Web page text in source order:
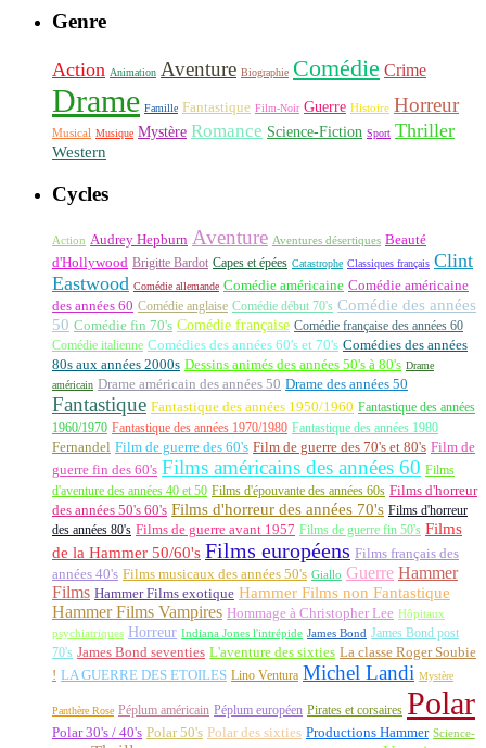
Genre
Action Animation Aventure Biographie Comédie Crime
Drame Famille Fantastique Film-Noir Guerre Histoire Horreur
Musical Musique Mystère Romance Science-Fiction Sport Thriller
Western
Cycles
Action Audrey Hepburn Aventure Aventures désertiques Beauté
d'Hollywood Brigitte Bardot Capes et épées Catastrophe Classiques français Clint
Eastwood Comédie allemande Comédie américaine Comédie américaine
des années 60 Comédie anglaise Comédie début 70's Comédie des années
50 Comédie fin 70's Comédie française Comédie française des années 60
Comédie italienne Comédies des années 60's et 70's Comédies des années
80s aux années 2000s Dessins animés des années 50's à 80's Drame
américain Drame américain des années 50 Drame des années 50
Fantastique Fantastique des années 1950/1960 Fantastique des années
1960/1970 Fantastique des années 1970/1980 Fantastique des années 1980
Fernandel Film de guerre des 60's Film de guerre des 70's et 80's Film de
guerre fin des 60's Films américains des années 60 Films
d'aventure des années 40 et 50 Films d'épouvante des années 60s Films d'horreur
des années 50's 60's Films d'horreur des années 70's Films d'horreur
des années 80's Films de guerre avant 1957 Films de guerre fin 50's Films
de la Hammer 50/60's Films européens Films français des
années 40's Films musicaux des années 50's Giallo Guerre Hammer
Films Hammer Films exotique Hammer Films non Fantastique
Hammer Films Vampires Hommage à Christopher Lee Hôpitaux
psychiatriques Horreur Indiana Jones l'intrépide James Bond James Bond post
70's James Bond seventies L'aventure des sixties La classe Roger Soubie
! LA GUERRE DES ETOILES Lino Ventura Michel Landi Mystère
Panthère Rose Péplum américain Péplum européen Pirates et corsaires Polar
Polar 30's / 40's Polar 50's Polar des sixties Productions Hammer Science-